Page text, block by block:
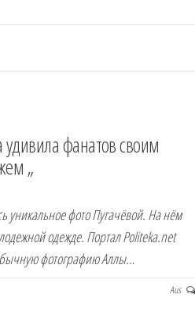
фанатов своим
„
уникальное фото Пугачёвой. На нём
одежде. Портал Politeka.net
фотографию Аллы…
Aus